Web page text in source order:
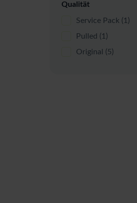
Qualität
Service Pack (1)
Pulled (1)
Original
(5)